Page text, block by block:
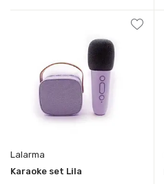
Lalarma
Karaoke set Lila